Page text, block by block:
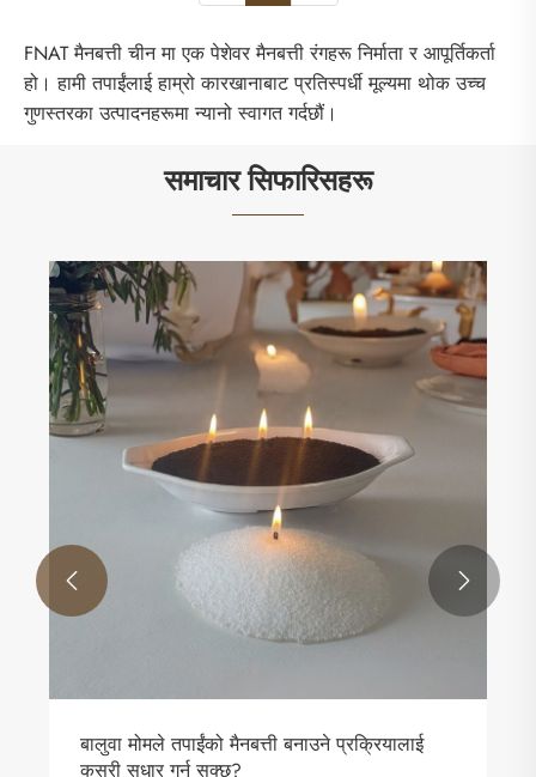
FNAT मैनबत्ती चीन मा एक पेशेवर मैनबत्ती रंगहरू निर्माता र आपूर्तिकर्ता
हो। हामी तपाईंलाई हाम्रो कारखानाबाट प्रतिस्पर्धी मूल्यमा थोक उच्च
गुणस्तरका उत्पादनहरूमा न्यानो स्वागत गर्दछौं।
समाचार सिफारिसहरू
बालुवा मोमले तपाईंको मैनबत्ती बनाउने प्रक्रियालाई
कसरी सुधार गर्न सक्छ?
 